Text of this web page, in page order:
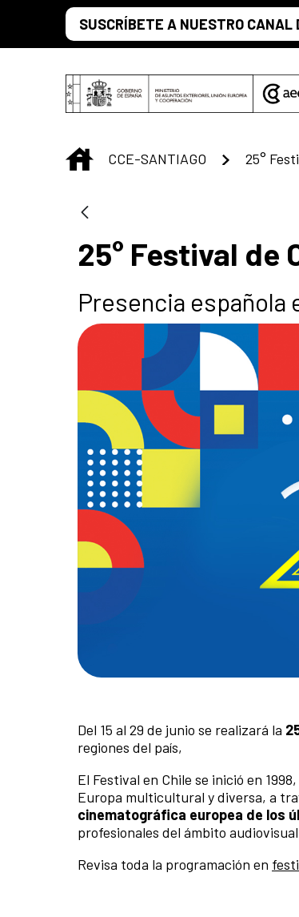
Saltar al contenido principal
SUSCRÍBETE A NUESTRO CANAL
INICIO
CCE-SANTIAGO 25°
25° Festival de
Presencia española
Del 15 al 29 de junio se realizará la
regiones del país,
El Festival en Chile se inició en
Europa multicultural y diversa, a
cinematográfica europea de los
profesionales del ámbito
Revisa toda la programación en